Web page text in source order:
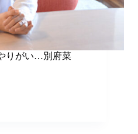
りがい…別府菜